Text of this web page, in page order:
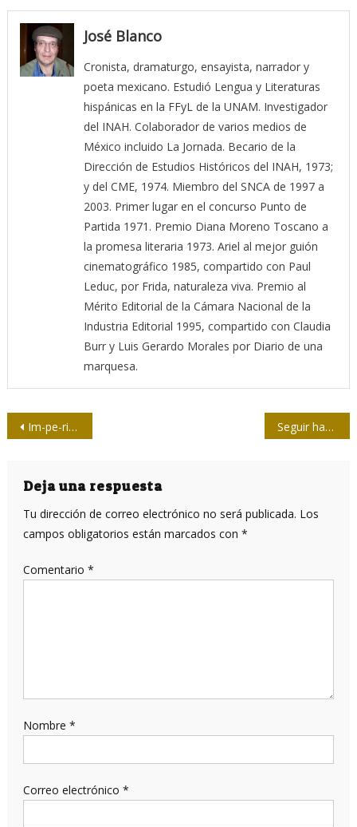
José Blanco
Cronista, dramaturgo, ensayista, narrador y
poeta mexicano. Estudió Lengua y Literaturas
hispánicas en la FFyL de la UNAM. Investigador
del INAH. Colaborador de varios medios de
México incluido La Jornada. Becario de la
Dirección de Estudios Históricos del INAH, 1973;
y del CME, 1974. Miembro del SNCA de 1997 a
2003. Primer lugar en el concurso Punto de
Partida 1971. Premio Diana Moreno Toscano a
la promesa literaria 1973. Ariel al mejor guión
cinematográfico 1985, compartido con Paul
Leduc, por Frida, naturaleza viva. Premio al
Mérito Editorial de la Cámara Nacional de la
Industria Editorial 1995, compartido con Claudia
Burr y Luis Gerardo Morales por Diario de una
marquesa.
Navegación
entradas
Im-pe-ria-lis-mo Seguir haciendo ciencia en la trinchera
Deja una respuesta
Tu dirección de correo electrónico no será publicada. Los
campos obligatorios están marcados con *
Comentario *
Nombre *
Correo electrónico *